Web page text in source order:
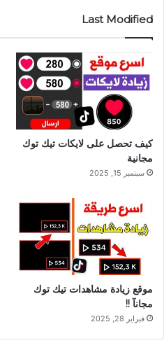
Last Modified
كيف تحصل على لايكات تيك توك
مجانية
سبتمبر 15, 2025
موقع زيادة مشاهدات تيك توك
مجانآ !!
فبراير 28, 2025